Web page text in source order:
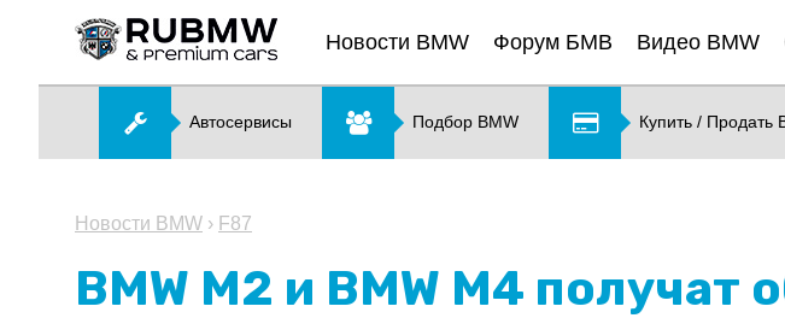
Новости BMW Форум БМВ Видео BMW
Автосервисы Подбор BMW Купить / Продать
Новости BMW › F87
BMW M2 и BMW M4 получат